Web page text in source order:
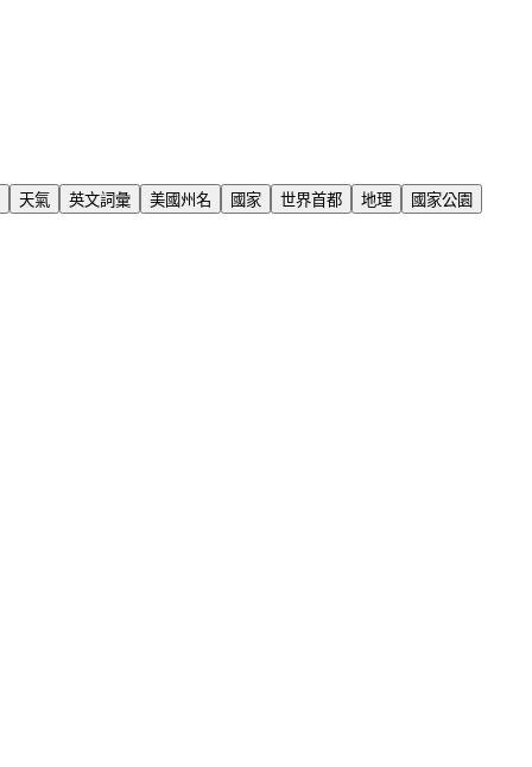
天氣 英文詞彙 美國州名 國家 世界首都 地理
國家公園